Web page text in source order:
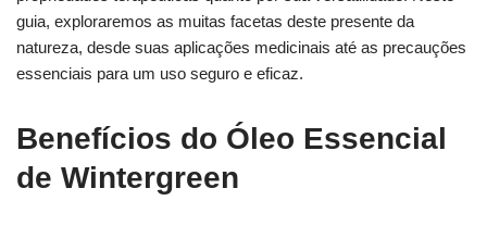
guia, exploraremos as muitas facetas deste presente da
natureza, desde suas aplicações medicinais até as precauções
essenciais para um uso seguro e eficaz.
Benefícios do Óleo Essencial
de Wintergreen